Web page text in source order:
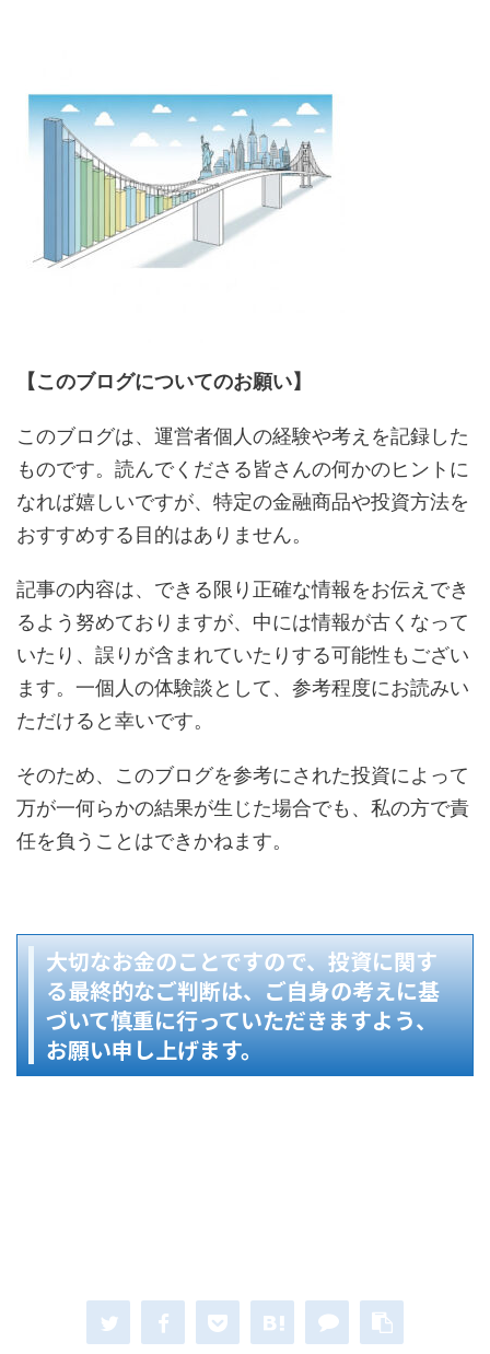
【このブログについてのお願い】
このブログは、運営者個人の経験や考えを記録した
ものです。読んでくださる皆さんの何かのヒントに
なれば嬉しいですが、特定の金融商品や投資方法を
おすすめする目的はありません。
記事の内容は、できる限り正確な情報をお伝えでき
るよう努めておりますが、中には情報が古くなって
いたり、誤りが含まれていたりする可能性もござい
ます。一個人の体験談として、参考程度にお読みい
ただけると幸いです。
そのため、このブログを参考にされた投資によって
万が一何らかの結果が生じた場合でも、私の方で責
任を負うことはできかねます。
大切なお金のことですので、投資に関す
る最終的なご判断は、ご自身の考えに基
づいて慎重に行っていただきますよう、
お願い申し上げます。